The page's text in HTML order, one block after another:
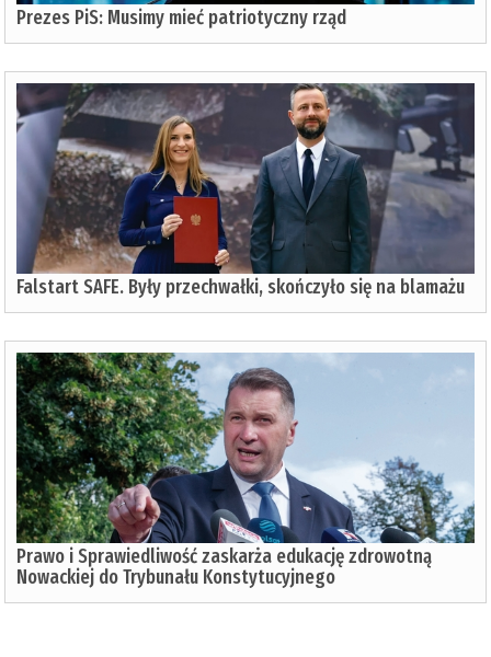
Prezes PiS: Musimy mieć patriotyczny rząd
Falstart SAFE. Były przechwałki, skończyło się na blamażu
Prawo i Sprawiedliwość zaskarża edukację zdrowotną
Nowackiej do Trybunału Konstytucyjnego